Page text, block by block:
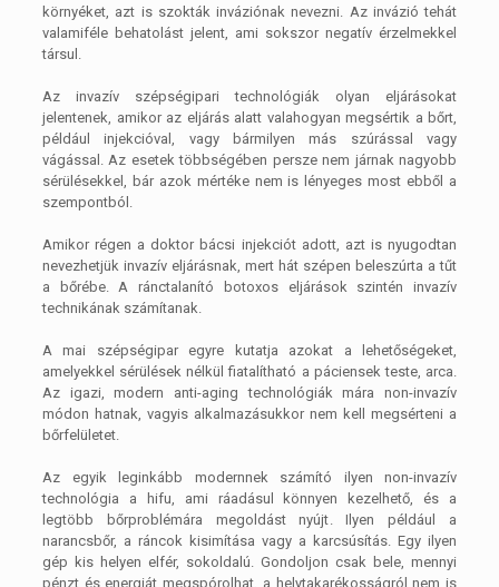
környéket, azt is szokták inváziónak nevezni. Az invázió tehát
valamiféle behatolást jelent, ami sokszor negatív érzelmekkel
társul.
Az invazív szépségipari technológiák olyan eljárásokat
jelentenek, amikor az eljárás alatt valahogyan megsértik a bőrt,
például injekcióval, vagy bármilyen más szúrással vagy
vágással. Az esetek többségében persze nem járnak nagyobb
sérülésekkel, bár azok mértéke nem is lényeges most ebből a
szempontból.
Amikor régen a doktor bácsi injekciót adott, azt is nyugodtan
nevezhetjük invazív eljárásnak, mert hát szépen beleszúrta a tűt
a bőrébe. A ránctalanító botoxos eljárások szintén invazív
technikának számítanak.
A mai szépségipar egyre kutatja azokat a lehetőségeket,
amelyekkel sérülések nélkül fiatalítható a páciensek teste, arca.
Az igazi, modern anti-aging technológiák mára non-invazív
módon hatnak, vagyis alkalmazásukkor nem kell megsérteni a
bőrfelületet.
Az egyik leginkább modernnek számító ilyen non-invazív
technológia a hifu, ami ráadásul könnyen kezelhető, és a
legtöbb bőrproblémára megoldást nyújt. Ilyen például a
narancsbőr, a ráncok kisimítása vagy a karcsúsítás. Egy ilyen
gép kis helyen elfér, sokoldalú. Gondoljon csak bele, mennyi
pénzt és energiát megspórolhat, a helytakarékosságról nem is